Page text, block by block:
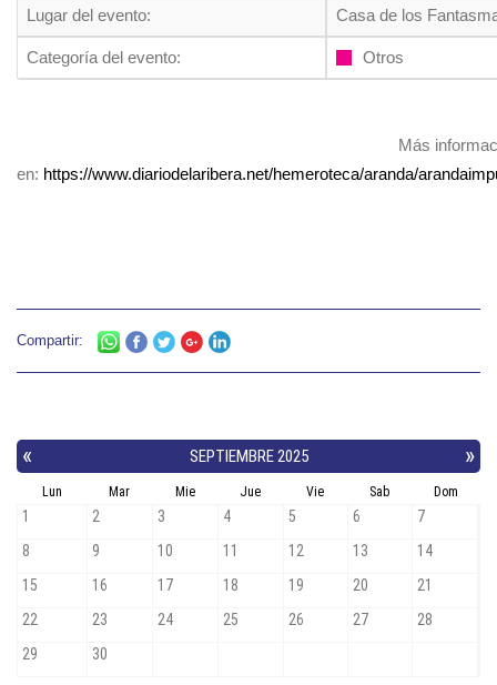
Lugar del evento: Casa de los
Categoría del evento: Otros
Más
en: https://www.diariodelaribera.net/hemeroteca/aranda/
Compartir: